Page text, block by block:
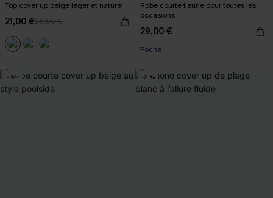
Top cover up beige léger et naturel
21,00 €26,00 €
Robe courte fleurie pour toutes les
occasions
29,00 €
Poche
-19% -21%